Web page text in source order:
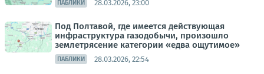
ПАБЛИКИ 28.03.2026, 23:00
Под Полтавой, где имеется действующая
инфраструктура газодобычи, произошло
землетрясение категории «едва ощутимое»
ПАБЛИКИ 28.03.2026, 22:54